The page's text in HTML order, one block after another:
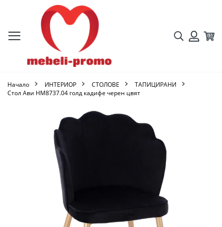
Търсене
Начало ИНТЕРИОР СТОЛОВЕ
ТАПИЦИРАНИ
Стол Ави HM8737.04 голд кадифе черен цвят
изображенията